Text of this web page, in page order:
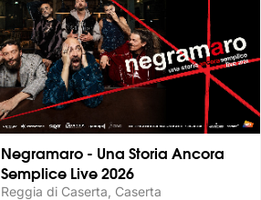
Negramaro - Una Storia Ancora
Semplice Live 2026
Reggia di Caserta, Caserta